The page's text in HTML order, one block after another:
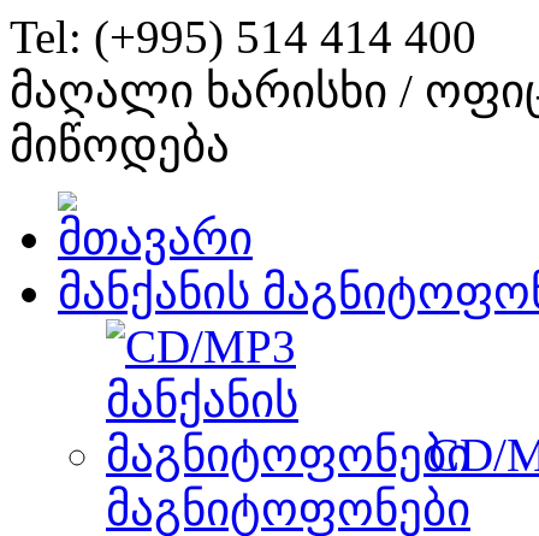
Tel: (+995) 514 414 400
მაღალი ხარისხი /
მიწოდება
მანქანის
CD/
მაგნიტოფონები